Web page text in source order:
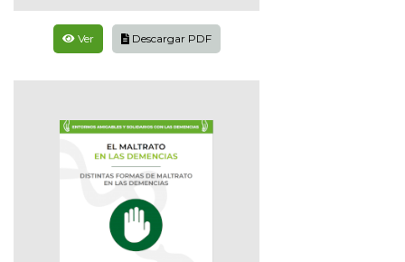
Ver Descargar PDF